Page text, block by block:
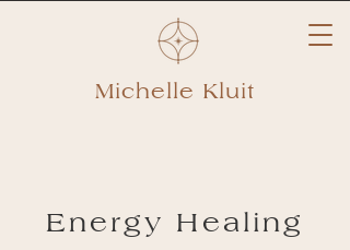
Michelle Kluit
Energy Healing